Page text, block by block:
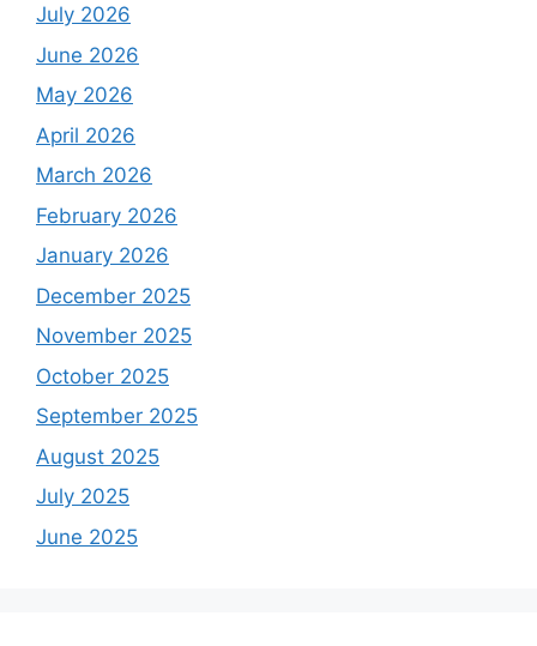
July 2026
June 2026
May 2026
April 2026
March 2026
February 2026
January 2026
December 2025
November 2025
October 2025
September 2025
August 2025
July 2025
June 2025